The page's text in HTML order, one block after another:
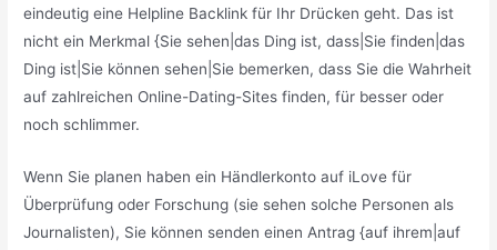
eindeutig eine Helpline Backlink für Ihr Drücken geht. Das ist
nicht ein Merkmal {Sie sehen|das Ding ist, dass|Sie finden|das
Ding ist|Sie können sehen|Sie bemerken, dass Sie die Wahrheit
auf zahlreichen Online-Dating-Sites finden, für besser oder
noch schlimmer.
Wenn Sie planen haben ein Händlerkonto auf iLove für
Überprüfung oder Forschung (sie sehen solche Personen als
Journalisten), Sie können senden einen Antrag {auf ihrem|auf